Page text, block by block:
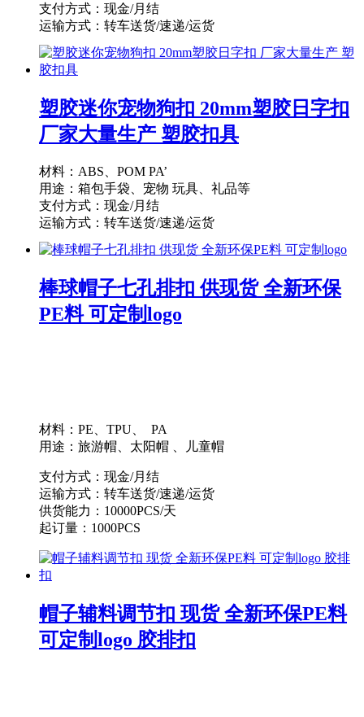
支付方式：现金/月结
运输方式：转车送货/速递/运货
供货能力：10000PCS/天
起订量：1000PCS
塑胶迷你宠物狗扣 20mm塑胶日字扣
厂家大量生产 塑胶扣具
材料：ABS、POM PA’
用途：箱包手袋、宠物 玩具、礼品等
支付方式：现金/月结
运输方式：转车送货/速递/运货
供货能力：10000PCS/天
起订量：1000PCS
棒球帽子七孔排扣 供现货 全新环保
PE料 可定制logo
材料：PE、TPU、 PA
用途：旅游帽、太阳帽 、儿童帽
支付方式：现金/月结
运输方式：转车送货/速递/运货
供货能力：10000PCS/天
起订量：1000PCS
帽子辅料调节扣 现货 全新环保PE料
可定制logo 胶排扣